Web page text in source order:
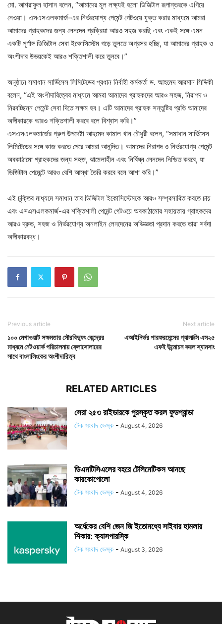
মো. আশরাফুল হাসান বলেন, “আমাদের মূল লক্ষ্যই হলো ডিজিটাল রূপান্তরকে এগিয়ে
নেওয়া। এসএসএলকমার্জ-এর নির্ভরযোগ্য পেমেন্ট গেটওয়ে যুক্ত করার মাধ্যমে আমরা
আমাদের গ্রাহকদের জন্য লেনদেন প্রক্রিয়া আরও সহজ করছি এবং একই সঙ্গে এমন
একটি পূর্ণাঙ্গ ডিজিটাল সেবা ইকোসিস্টেম গড়ে তুলতে অগ্রসর হচ্ছি, যা আমাদের গ্রাহক ও
অংশীদার উভয়কেই আরও শক্তিশালী করে তুলবে।”
অনুষ্ঠানে সমাধান সার্ভিসেস লিমিটেডের প্রধান নির্বাহী কর্মকর্তা ড. আহমেদ আরমান সিদ্দিকী
বলেন, “এই অংশীদারিত্বের মাধ্যমে আমরা আমাদের গ্রাহকদের আরও সহজ, নিরাপদ ও
নিরবচ্ছিন্ন পেমেন্ট সেবা দিতে সক্ষম হব। এটি আমাদের গ্রাহক সন্তুষ্টির প্রতি আমাদের
অঙ্গীকারকে আরও শক্তিশালী করবে বলে বিশ্বাস করি।”
এসএসএলকমার্জের গ্রুপ উপদেষ্টা আহমেদ কামাল খান চৌধুরী বলেন, “সমাধান সার্ভিসেস
লিমিটেডের সঙ্গে কাজ করতে পেরে আমরা আনন্দিত। আমাদের নিরাপদ ও নির্ভরযোগ্য পেমেন্ট
অবকাঠামো গ্রাহকদের জন্য সহজ, ঝামেলাহীন এবং নির্বিঘ্ন লেনদেন নিশ্চিত করবে, যা
ডিজিটাল পেমেন্টে আরও বেশি আস্থা তৈরি করবে বলে আশা করি।”
এই চুক্তির মাধ্যমে সমাধান তার ডিজিটাল ইকোসিস্টেমকে আরও সম্প্রসারিত করতে চায়
এবং এসএসএলকমার্জ-এর শক্তিশালী পেমেন্ট গেটওয়ে অবকাঠামোর সহায়তায় গ্রাহকদের
আরও দ্রুত, সহজ ও নির্ভরযোগ্য অনলাইন লেনদেনের অভিজ্ঞতা প্রদান করতে তারা সর্বদা
অঙ্গীকারবদ্ধ।
Previous article
১০০ মেগাওয়াট সক্ষমতার সৌরবিদ্যুৎ কেন্দ্রের
মাধ্যমে নেটওয়ার্ক পরিচালনায় ফ্লোসোলারের
সাথে বাংলালিংকের অংশীদারিত্ব
Next article
এআইনির্ভর পারফরমেন্সের গ্যালাক্সি এস২৫
এফই উন্মোচন করল স্যামসাং
RELATED ARTICLES
সেরা ২৫৩ রাইডারকে পুরস্কৃত করল ফুডপ্যান্ডা
টেক সংবাদ ডেস্ক - August 4, 2026
ডিএমটিসিএলের বহরে টেলিমেটিকস আনছে
কারকোপোলো
টেক সংবাদ ডেস্ক - August 4, 2026
অর্ধেকের বেশি জেন জি ইতোমধ্যে সাইবার হামলার
শিকার: ক্যাসপারস্কি
টেক সংবাদ ডেস্ক - August 3, 2026